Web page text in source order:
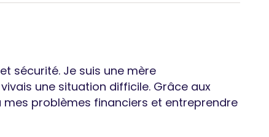
sécurité. Je suis une mère
une situation difficile. Grâce aux
mes problèmes financiers et entreprendre